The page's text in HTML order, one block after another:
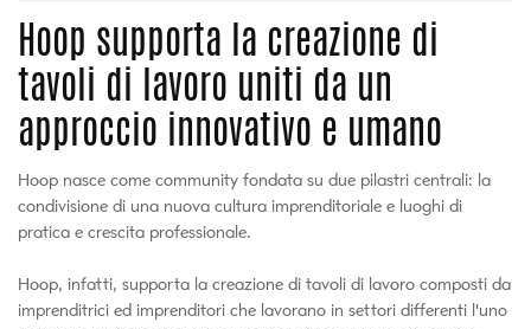
Hoop supporta la creazione di
tavoli di lavoro uniti da un
approccio innovativo e umano
Hoop nasce come community fondata su due pilastri centrali: la
condivisione di una nuova cultura imprenditoriale e luoghi di
pratica e crescita professionale.
Hoop, infatti, supporta la creazione di tavoli di lavoro composti da
imprenditrici ed imprenditori che lavorano in settori differenti l'uno